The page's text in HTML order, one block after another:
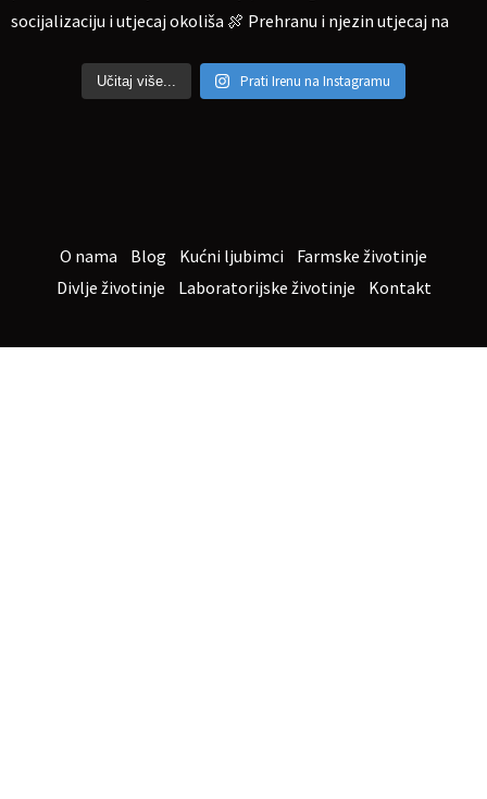
Učitaj više... Prati Irenu na Instagramu
O nama Blog Kućni ljubimci
Farmske životinje
Divlje životinje
Laboratorijske životinje Kontakt